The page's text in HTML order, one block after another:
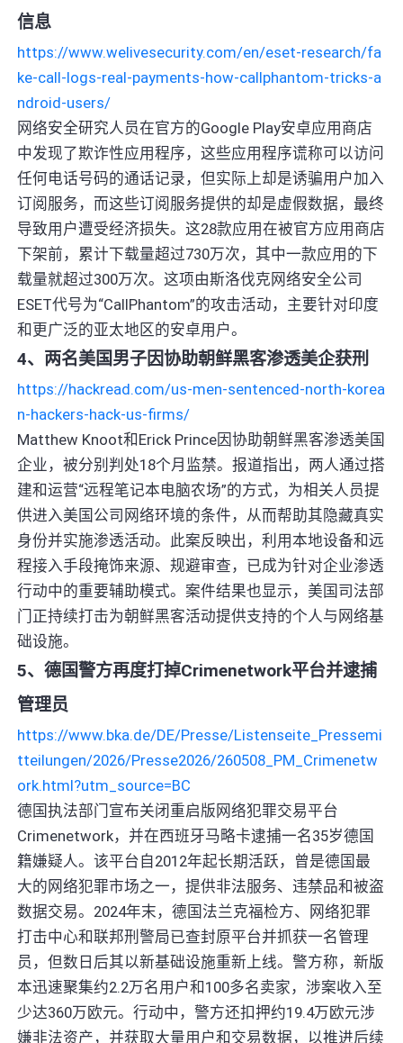
信息
https://www.welivesecurity.com/en/eset-research/fa
ke-call-logs-real-payments-how-callphantom-tricks-a
ndroid-users/
网络安全研究人员在官方的Google Play安卓应用商店
中发现了欺诈性应用程序，这些应用程序谎称可以访问
任何电话号码的通话记录，但实际上却是诱骗用户加入
订阅服务，而这些订阅服务提供的却是虚假数据，最终
导致用户遭受经济损失。这28款应用在被官方应用商店
下架前，累计下载量超过730万次，其中一款应用的下
载量就超过300万次。这项由斯洛伐克网络安全公司
ESET代号为“CallPhantom”的攻击活动，主要针对印度
和更广泛的亚太地区的安卓用户。
4、两名美国男子因协助朝鲜黑客渗透美企获刑
https://hackread.com/us-men-sentenced-north-korea
n-hackers-hack-us-firms/
Matthew Knoot和Erick Prince因协助朝鲜黑客渗透美国
企业，被分别判处18个月监禁。报道指出，两人通过搭
建和运营“远程笔记本电脑农场”的方式，为相关人员提
供进入美国公司网络环境的条件，从而帮助其隐藏真实
身份并实施渗透活动。此案反映出，利用本地设备和远
程接入手段掩饰来源、规避审查，已成为针对企业渗透
行动中的重要辅助模式。案件结果也显示，美国司法部
门正持续打击为朝鲜黑客活动提供支持的个人与网络基
础设施。
5、德国警方再度打掉Crimenetwork平台并逮捕
管理员
https://www.bka.de/DE/Presse/Listenseite_Pressemi
tteilungen/2026/Presse2026/260508_PM_Crimenetw
ork.html?utm_source=BC
德国执法部门宣布关闭重启版网络犯罪交易平台
Crimenetwork，并在西班牙马略卡逮捕一名35岁德国
籍嫌疑人。该平台自2012年起长期活跃，曾是德国最
大的网络犯罪市场之一，提供非法服务、违禁品和被盗
数据交易。2024年末，德国法兰克福检方、网络犯罪
打击中心和联邦刑警局已查封原平台并抓获一名管理
员，但数日后其以新基础设施重新上线。警方称，新版
本迅速聚集约2.2万名用户和100多名卖家，涉案收入至
少达360万欧元。行动中，警方还扣押约19.4万欧元涉
嫌非法资产，并获取大量用户和交易数据，以推进后续